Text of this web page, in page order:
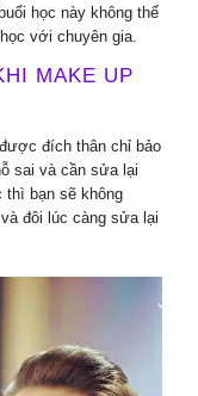
học này không thể
với chuyên gia.
MAKE UP
đích thân chỉ bảo
sai và cần sửa lại
thì bạn sẽ không
đôi lúc càng sửa lại